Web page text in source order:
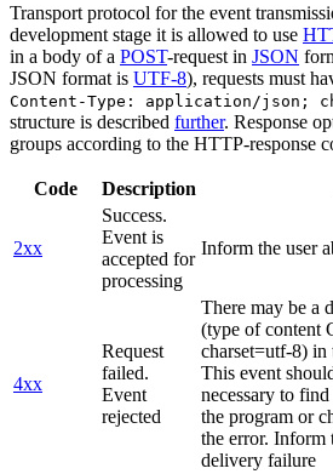
Transport protocol for the event
development stage it is allowed to use
in a body of a POST-request in JSON
JSON format is UTF-8), requests must
Content-Type: application/json;
structure is described further. Response
groups according to the HTTP-response
Code Description
2xx
Success.
Event is
accepted for
processing
Inform the user
4xx
Request
failed.
Event
rejected
There may be a
(type of content
charset=utf-8) in
This event
necessary to
the program or
the error. Inform
delivery failure